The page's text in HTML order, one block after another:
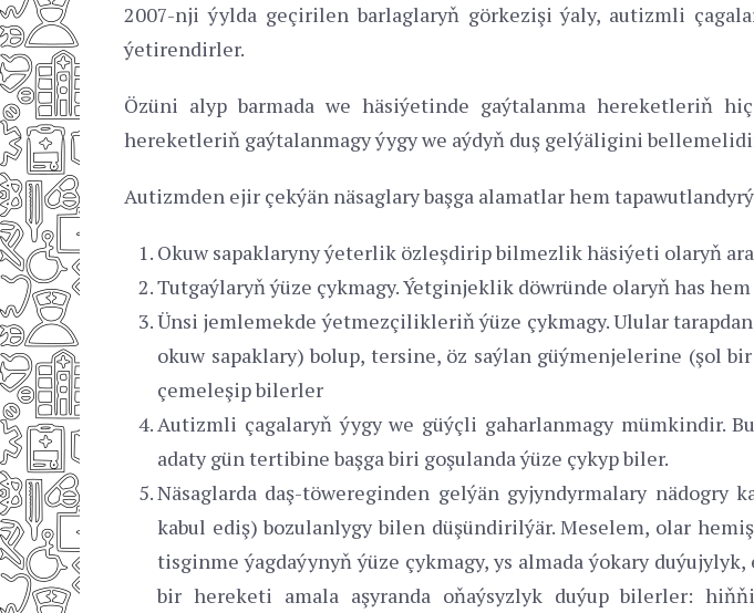
2007-nji ýylda geçirilen barlaglaryň görkezişi ýaly, autizmli
ýetirendirler.
Özüni alyp barmada we häsiýetinde gaýtalanma hereketleriň
hereketleriň gaýtalanmagy ýygy we aýdyň duş gelýäligini
Autizmden ejir çekýän näsaglary başga alamatlar hem
Okuw sapaklaryny ýeterlik özleşdirip bilmezlik häsiýeti olaryň
Tutgaýlaryň ýüze çykmagy. Ýetginjeklik döwründe olaryň has
Ünsi jemlemekde ýetmezçilikleriň ýüze çykmagy. Ulular
okuw sapaklary) bolup, tersine, öz saýlan güýmenjelerine (şol
çemeleşip bilerler
Autizmli çagalaryň ýygy we güýçli gaharlanmagy mümkindir.
adaty gün tertibine başga biri goşulanda ýüze çykyp biler.
Näsaglarda daş-töwereginden gelýän gyjyndyrmalary nädogry
kabul ediş) bozulanlygy bilen düşündirilýär. Meselem, olar
tisginme ýagdaýynyň ýüze çykmagy, ys almada ýokary
bir hereketi amala aşyranda oňaýsyzlyk duýup bilerler: